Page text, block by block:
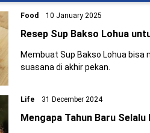
Food 10 January 2025
Resep Sup Bakso Lohua
Membuat Sup Bakso Lohua
suasana di akhir pekan.
Life 31 December 2024
Mengapa Tahun Baru